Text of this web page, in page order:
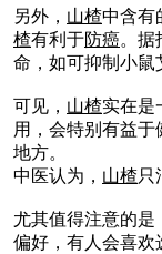
另外， 山楂中含有
楂有利于防癌。据
命，如可抑制小鼠
可见， 山楂实在是
用，会特别有益于
地方。
中医认为， 山楂只
尤其值得注意的是
偏好，有人会喜欢